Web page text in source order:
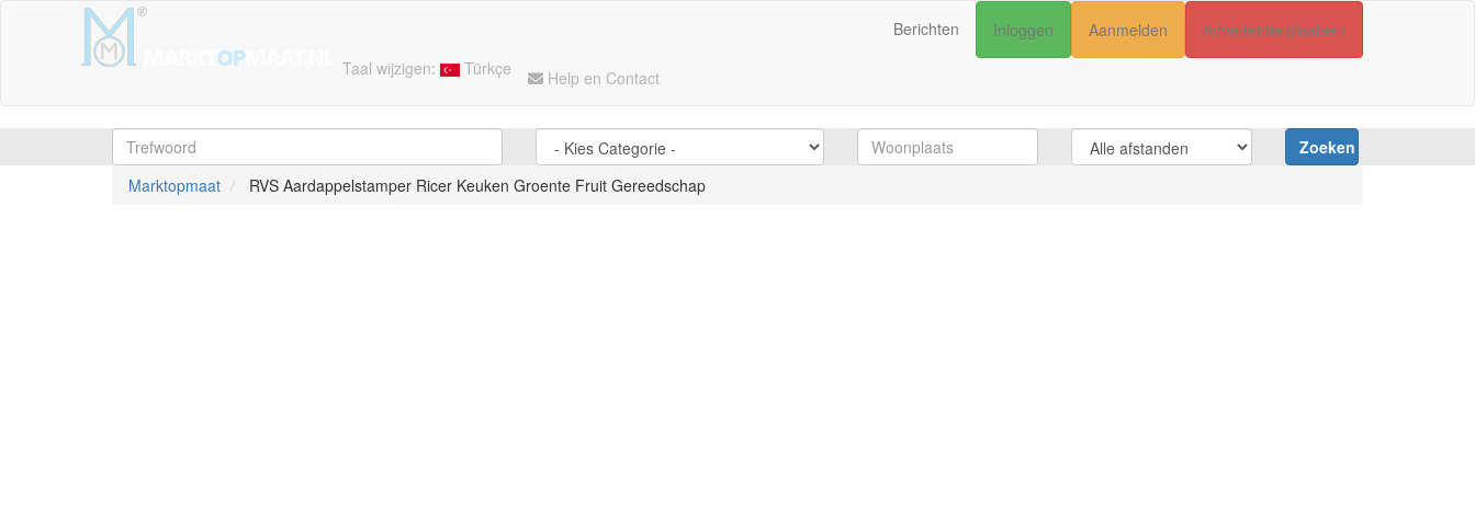
Taal wijzigen: Türkçe Help en Contact
Berichten Inloggen Aanmelden Advertentie plaatsen
Zoeken
Marktopmaat
RVS Aardappelstamper Ricer Keuken Groente Fruit Gereedschap